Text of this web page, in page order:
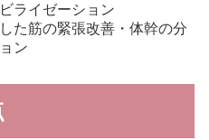
ライゼーション
た筋の緊張改善・体幹の分
ン